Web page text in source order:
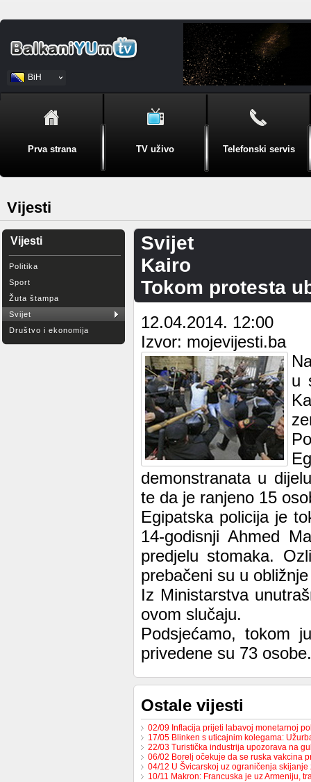
BiH
Srpski
Prva strana TV uživo Telefonski servis
Vijesti
Vijesti
Politika
Sport
Žuta štampa
Svijet
Društvo i ekonomija
Svijet
Kairo
Tokom protesta
12.04.2014. 12:00
Izvor: mojevijesti.ba
u
demonstranata u
te da je ranjeno 15
Egipatska policija je
14-godisnji Ahmed
predjelu stomaka.
prebačeni su u
Iz Ministarstva
ovom slučaju.
Podsjećamo, tokom
privedene su 73 osobe.
Ostale vijesti
02/09 Inflacija prijeti labavoj monetarnoj
17/05 Blinken s uticajnim kolegama:
22/03 Turistička industrija upozorava na
06/02 Borelj očekuje da se ruska vakcina
04/12 U Švicarskoj uz ograničenja
10/11 Makron: Francuska je uz Armeniju,